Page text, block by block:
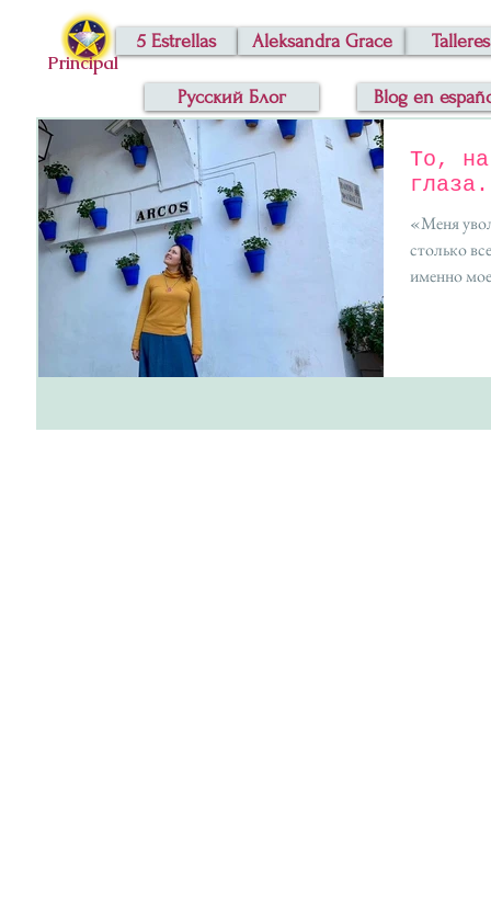
5 Estrellas
Principal
Aleksandra Grace Talleres
Русский Блог Blog en
То, на
глаза.
«Меня
столько
именно